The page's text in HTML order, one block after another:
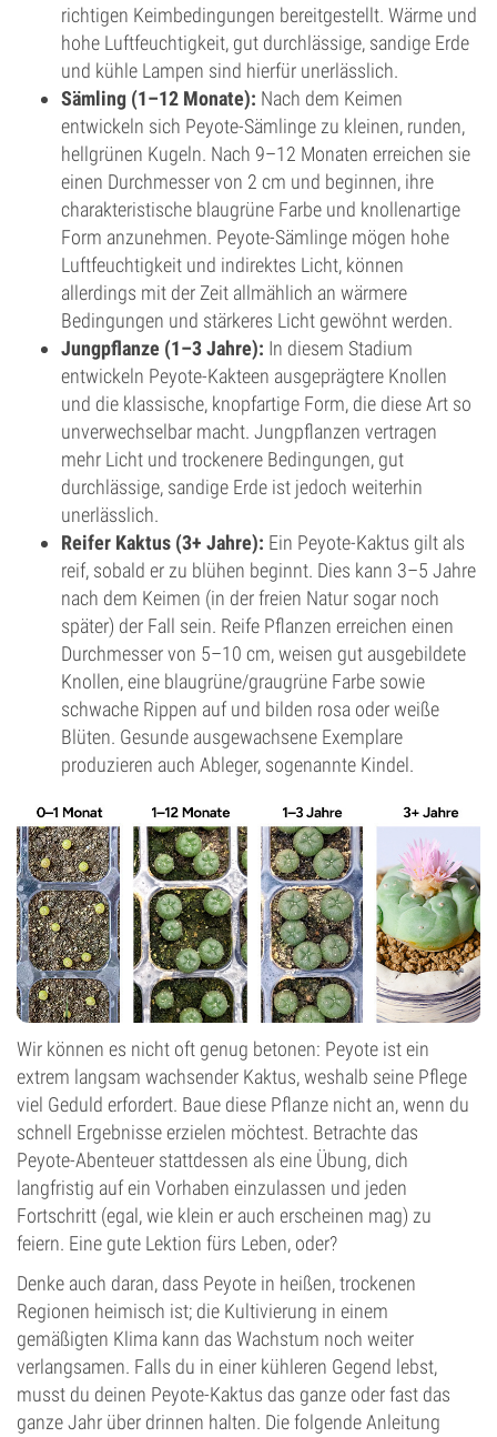
richtigen Keimbedingungen bereitgestellt. Wärme und
hohe Luftfeuchtigkeit, gut durchlässige, sandige Erde
und kühle Lampen sind hierfür unerlässlich.
Sämling (1–12 Monate): Nach dem Keimen
entwickeln sich Peyote-Sämlinge zu kleinen, runden,
hellgrünen Kugeln. Nach 9–12 Monaten erreichen sie
einen Durchmesser von 2 cm und beginnen, ihre
charakteristische blaugrüne Farbe und knollenartige
Form anzunehmen. Peyote-Sämlinge mögen hohe
Luftfeuchtigkeit und indirektes Licht, können
allerdings mit der Zeit allmählich an wärmere
Bedingungen und stärkeres Licht gewöhnt werden.
Jungpflanze (1–3 Jahre): In diesem Stadium
entwickeln Peyote-Kakteen ausgeprägtere Knollen
und die klassische, knopfartige Form, die diese Art so
unverwechselbar macht. Jungpflanzen vertragen
mehr Licht und trockenere Bedingungen, gut
durchlässige, sandige Erde ist jedoch weiterhin
unerlässlich.
Reifer Kaktus (3+ Jahre): Ein Peyote-Kaktus gilt als
reif, sobald er zu blühen beginnt. Dies kann 3–5 Jahre
nach dem Keimen (in der freien Natur sogar noch
später) der Fall sein. Reife Pflanzen erreichen einen
Durchmesser von 5–10 cm, weisen gut ausgebildete
Knollen, eine blaugrüne/graugrüne Farbe sowie
schwache Rippen auf und bilden rosa oder weiße
Blüten. Gesunde ausgewachsene Exemplare
produzieren auch Ableger, sogenannte Kindel.
Wir können es nicht oft genug betonen: Peyote ist ein
extrem langsam wachsender Kaktus, weshalb seine Pflege
viel Geduld erfordert. Baue diese Pflanze nicht an, wenn du
schnell Ergebnisse erzielen möchtest. Betrachte das
Peyote-Abenteuer stattdessen als eine Übung, dich
langfristig auf ein Vorhaben einzulassen und jeden
Fortschritt (egal, wie klein er auch erscheinen mag) zu
feiern. Eine gute Lektion fürs Leben, oder?
Denke auch daran, dass Peyote in heißen, trockenen
Regionen heimisch ist; die Kultivierung in einem
gemäßigten Klima kann das Wachstum noch weiter
verlangsamen. Falls du in einer kühleren Gegend lebst,
musst du deinen Peyote-Kaktus das ganze oder fast das
ganze Jahr über drinnen halten. Die folgende Anleitung